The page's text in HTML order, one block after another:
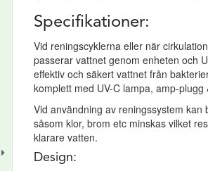
Specifikationer:
Vid reningscyklerna eller när
passerar vattnet genom enheten och
effektiv och säkert vattnet från
komplett med UV-C lampa, amp-plugg
Vid användning av reningssystem kan
såsom klor, brom etc minskas vilket
klarare vatten.
Design: